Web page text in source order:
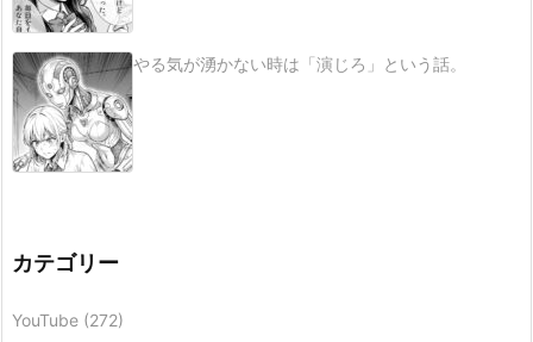
やる気が湧かない時は「演じろ」という話。
カテゴリー
YouTube (272)